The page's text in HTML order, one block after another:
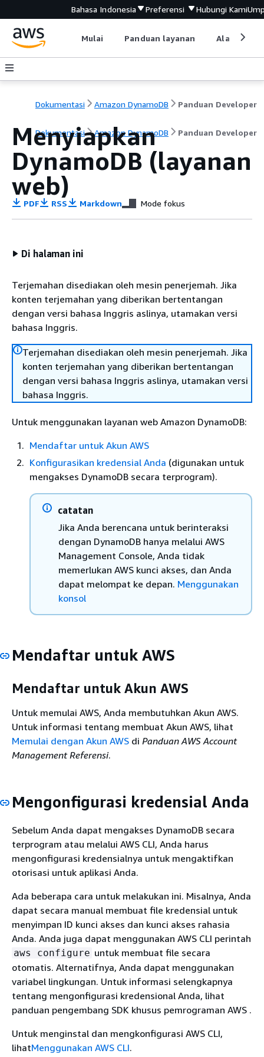
Bahasa Indonesia Preferensi Hubungi Kami
Mulai Panduan layanan Alat
Dokumentasi Amazon DynamoDB Panduan Developer
Dokumentasi Amazon DynamoDB Panduan Developer
Menyiapkan
DynamoDB (layanan
web)
PDF RSS Markdown Mode fokus
Di halaman ini
Terjemahan disediakan oleh mesin penerjemah. Jika
konten terjemahan yang diberikan bertentangan
dengan versi bahasa Inggris aslinya, utamakan versi
bahasa Inggris.
Terjemahan disediakan oleh mesin penerjemah. Jika
konten terjemahan yang diberikan bertentangan
dengan versi bahasa Inggris aslinya, utamakan versi
bahasa Inggris.
Untuk menggunakan layanan web Amazon DynamoDB:
Mendaftar untuk Akun AWS
Konfigurasikan kredensial Anda (digunakan untuk
mengakses DynamoDB secara terprogram).
catatan
Jika Anda berencana untuk berinteraksi
dengan DynamoDB hanya melalui AWS
Management Console, Anda tidak
memerlukan AWS kunci akses, dan Anda
dapat melompat ke depan. Menggunakan
konsol
Mendaftar untuk AWS
Mendaftar untuk Akun AWS
Untuk memulai AWS, Anda membutuhkan Akun AWS.
Untuk informasi tentang membuat Akun AWS, lihat
Memulai dengan Akun AWS di Panduan AWS Account
Management Referensi.
Mengonfigurasi kredensial Anda
Sebelum Anda dapat mengakses DynamoDB secara
terprogram atau melalui AWS CLI, Anda harus
mengonfigurasi kredensialnya untuk mengaktifkan
otorisasi untuk aplikasi Anda.
Ada beberapa cara untuk melakukan ini. Misalnya, Anda
dapat secara manual membuat file kredensial untuk
menyimpan ID kunci akses dan kunci akses rahasia
Anda. Anda juga dapat menggunakan AWS CLI perintah
aws configure untuk membuat file secara
otomatis. Alternatifnya, Anda dapat menggunakan
variabel lingkungan. Untuk informasi selengkapnya
tentang mengonfigurasi kredensional Anda, lihat
panduan pengembang SDK khusus pemrograman AWS .
Untuk menginstal dan mengkonfigurasi AWS CLI,
lihatMenggunakan AWS CLI.